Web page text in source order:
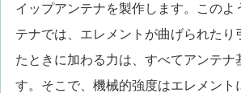
イップアンテナを製作します。このよ
テナでは、エレメントが曲げられたり
たときに加わる力は、すべてアンテナ
す。そこで、機械的強度はエレメント